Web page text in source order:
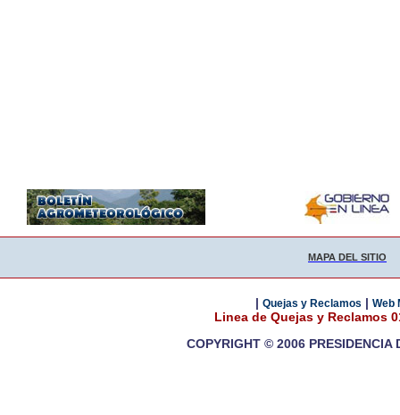
MAPA DEL SITIO
| Quejas y Reclamos | Web
Linea de Quejas y Reclamos
COPYRIGHT © 2006 PRESIDENCIA